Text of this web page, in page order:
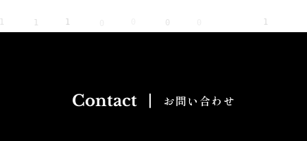
Contact お問い合わせ